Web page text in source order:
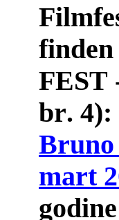
finden
FEST
br. 4):
Bruno
mart